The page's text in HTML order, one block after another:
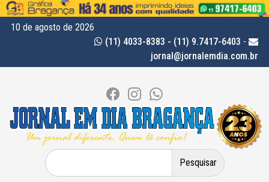
10 de agosto de 2026
(11) 4033-8383 - (11) 9.7417-6403 -
jornal@jornalemdia.com.br
Pesquisar
por: